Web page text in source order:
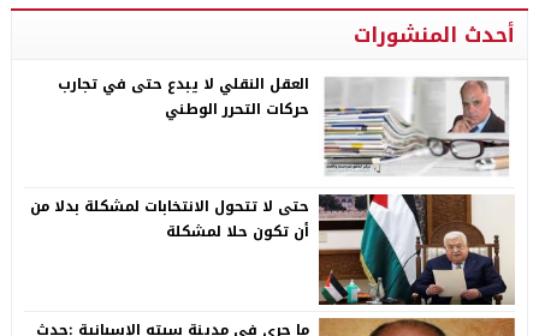
أحدث المنشورات
العقل النقلي لا يبدع حتى في تجارب
حركات التحرر الوطني
حتى لا تتحول الانتخابات لمشكلة بدلا من
أن تكون حلا لمشكلة
ما جرى في مدينة سبته الإسبانية :حدث